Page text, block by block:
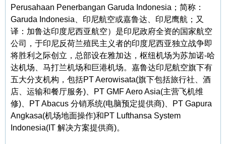
Perusahaan Penerbangan Garuda Indonesia；简称：
Garuda Indonesia、印尼航空或嘉鲁达、印尼鹰航；又
译：加鲁达印度尼西亚航空）是印尼政府全资的国家航空
公司，于印尼反荷兰殖民主义者的印度尼西亚独立战争即
将胜利之际创立，总部设在雅加达，枢纽机场为苏加诺-哈
达机场、马打兰机场和巨港机场。嘉鲁达印尼航空旗下有
五大分支机构，包括PT Aerowisata(旗下包括旅行社、酒
店、运输和餐厅服务)、PT GMF Aero Asia(主营飞机维
修)、PT Abacus 分销系统(电脑预定提供商)、PT Gapura
Angkasa(机场地面操作)和PT Lufthansa System
Indonesia(IT 解决方案提供商)。